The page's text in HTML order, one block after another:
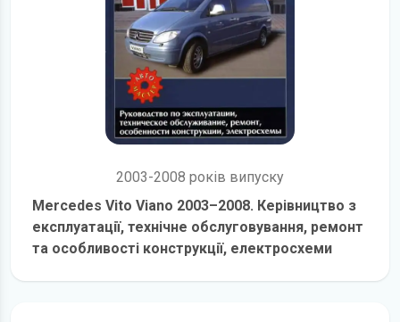
2003-2008 років випуску
Mercedes Vito Viano 2003–2008. Керівництво з
експлуатації, технічне обслуговування, ремонт
та особливості конструкції, електросхеми